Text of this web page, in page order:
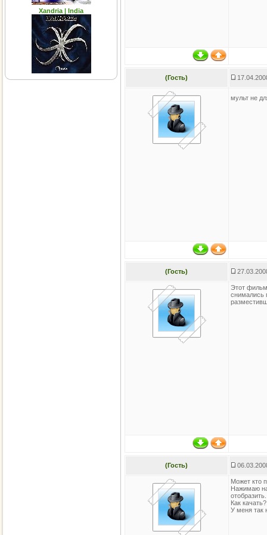
Xandria | India
(Гость)
мульт не
(Гость)
Этот фильм
снимались
(Гость)
Может кто
Нажимаю
Как качать?
У меня так